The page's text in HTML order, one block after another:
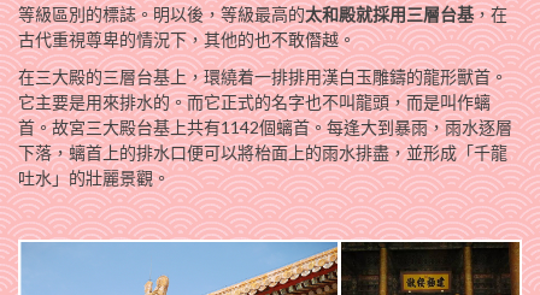
等級區別的標誌。明以後，等級最高的太和殿就採用三層台基，在
古代重視尊卑的情況下，其他的也不敢僭越。
在三大殿的三層台基上，環繞着一排排用漢白玉雕鑄的龍形獸首。
它主要是用來排水的。而它正式的名字也不叫龍頭，而是叫作螭
首。故宮三大殿台基上共有1142個螭首。每逢大到暴雨，雨水逐層
下落，螭首上的排水口便可以將枱面上的雨水排盡，並形成「千龍
吐水」的壯麗景觀。